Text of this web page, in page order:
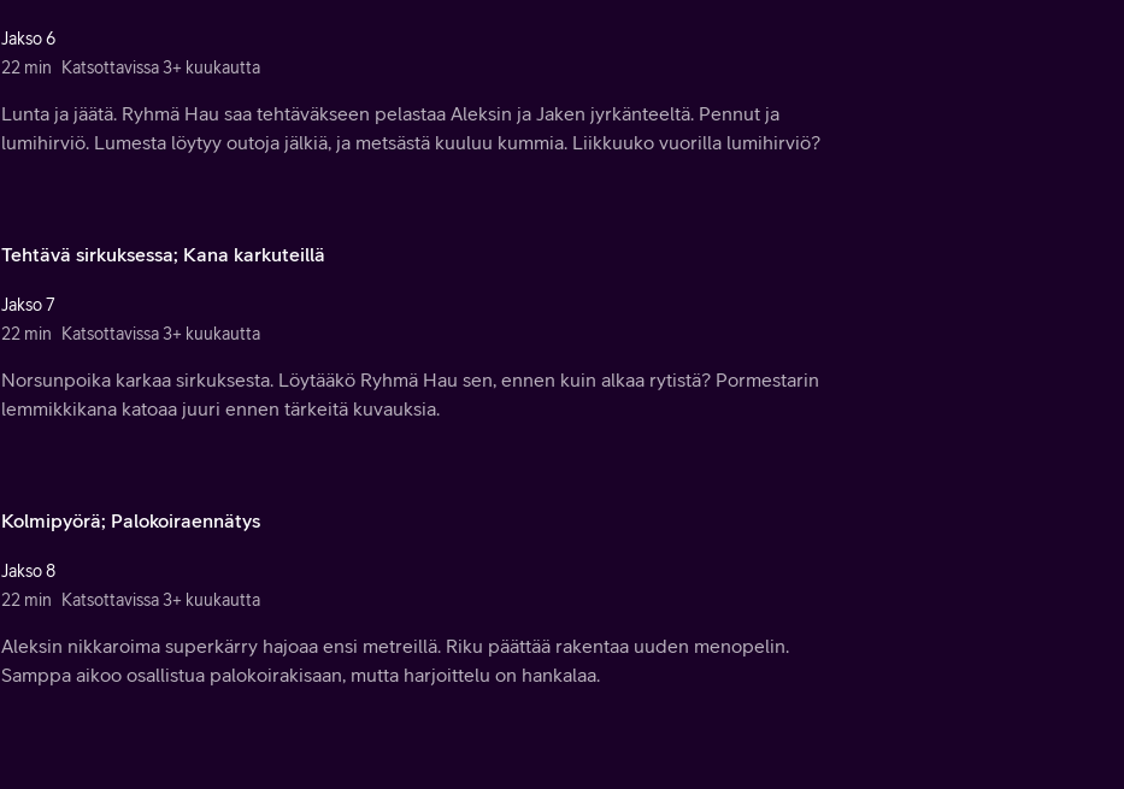
Jakso 6
22 min
Katsottavissa 3+ kuukautta
Lunta ja jäätä. Ryhmä Hau saa tehtäväkseen pelastaa Aleksin ja Jaken jyrkänteeltä. Pennut ja
lumihirviö. Lumesta löytyy outoja jälkiä, ja metsästä kuuluu kummia. Liikkuuko vuorilla lumihirviö?
Tehtävä sirkuksessa; Kana karkuteillä
Jakso 7
22 min
Katsottavissa 3+ kuukautta
Norsunpoika karkaa sirkuksesta. Löytääkö Ryhmä Hau sen, ennen kuin alkaa rytistä? Pormestarin
lemmikkikana katoaa juuri ennen tärkeitä kuvauksia.
Kolmipyörä; Palokoiraennätys
Jakso 8
22 min
Katsottavissa 3+ kuukautta
Aleksin nikkaroima superkärry hajoaa ensi metreillä. Riku päättää rakentaa uuden menopelin.
Samppa aikoo osallistua palokoirakisaan, mutta harjoittelu on hankalaa.